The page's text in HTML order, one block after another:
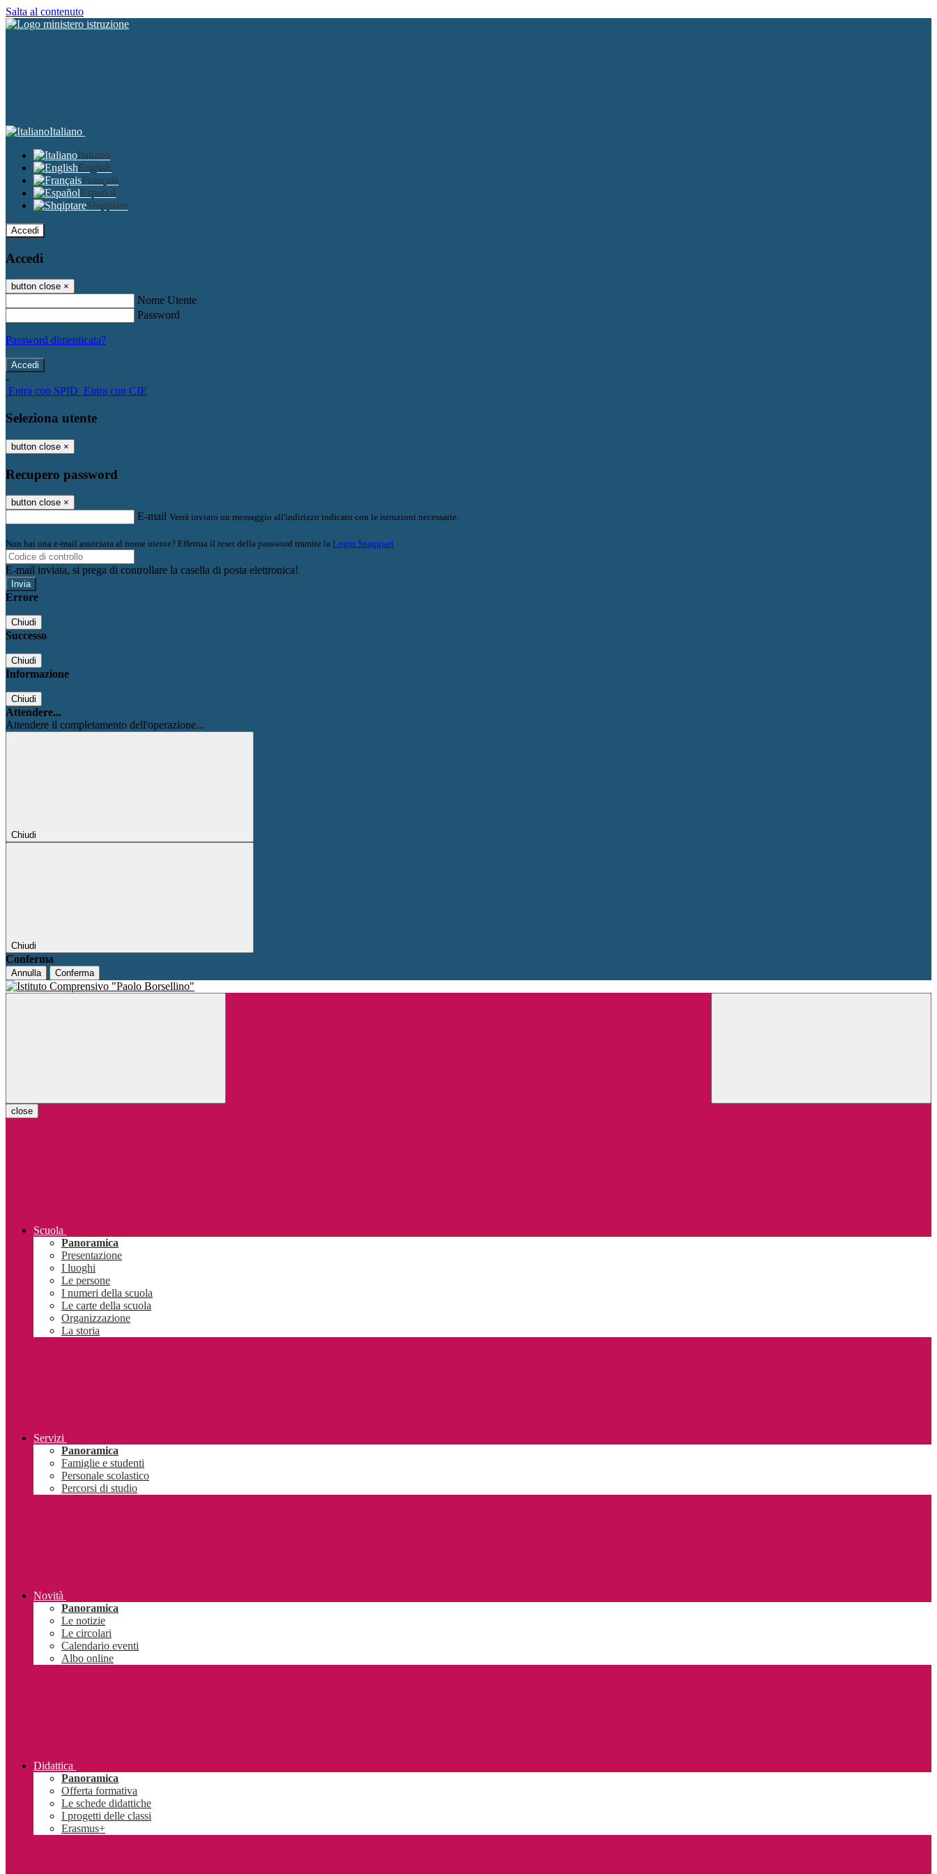
Salta al contenuto
Italiano
Italiano
English
Français
Español
Shqiptare
Accedi
Accedi
button close ×
Nome Utente
Password
Password dimenticata?
-
Entra con SPID Entra con CIE
Seleziona utente
button close ×
Recupero password
button close ×
E-mail Verrà inviato un messaggio all'indirizzo indicato con le istruzioni necessarie.
Non hai una e-mail associata al nome utente? Effettua il reset della password tramite la Login Spaggiari
E-mail inviata, si prega di controllare la casella di posta elettronica!
Errore
Chiudi
Successo
Chiudi
Informazione
Chiudi
Attendere...
Attendere il completamento dell'operazione...
Chiudi
Chiudi
Conferma
Annulla Conferma
close
Scuola
Panoramica
Presentazione
I luoghi
Le persone
I numeri della scuola
Le carte della scuola
Organizzazione
La storia
Servizi
Panoramica
Famiglie e studenti
Personale scolastico
Percorsi di studio
Novità
Panoramica
Le notizie
Le circolari
Calendario eventi
Albo online
Didattica
Panoramica
Offerta formativa
Le schede didattiche
I progetti delle classi
Erasmus+